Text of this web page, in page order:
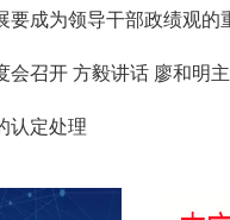
要成为领导干部政绩观的
会召开 方毅讲话 廖和明
认定处理